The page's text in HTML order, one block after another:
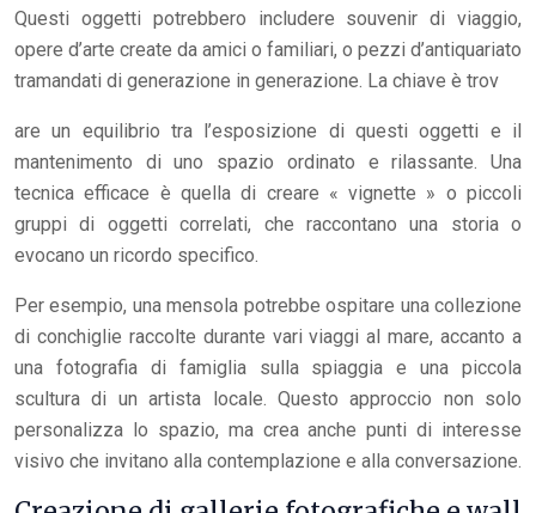
Questi oggetti potrebbero includere souvenir di viaggio,
opere d’arte create da amici o familiari, o pezzi d’antiquariato
tramandati di generazione in generazione. La chiave è trov
are un equilibrio tra l’esposizione di questi oggetti e il
mantenimento di uno spazio ordinato e rilassante. Una
tecnica efficace è quella di creare « vignette » o piccoli
gruppi di oggetti correlati, che raccontano una storia o
evocano un ricordo specifico.
Per esempio, una mensola potrebbe ospitare una collezione
di conchiglie raccolte durante vari viaggi al mare, accanto a
una fotografia di famiglia sulla spiaggia e una piccola
scultura di un artista locale. Questo approccio non solo
personalizza lo spazio, ma crea anche punti di interesse
visivo che invitano alla contemplazione e alla conversazione.